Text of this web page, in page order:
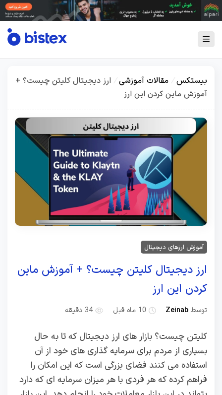
بیستکس مقالات آموزشی
ارز دیجیتال کلیتن چیست؟ +
آموزش ماین کردن این ارز
آموزش ارزهای دیجیتال
ارز دیجیتال کلیتن چیست؟ + آموزش ماین
کردن این ارز
توسط Zeinab 10 ماه قبل 34 دقیقه
کلیتن چیست؟ بازار های ارز دیجیتال که تا به حال
بسیاری از مردم برای سرمایه گذاری های خود از آن
استفاده می کنند فضای بزرگی است که این امکان را
فراهم کرده که هر فردی با هر میزان سرمایه ای که دارد